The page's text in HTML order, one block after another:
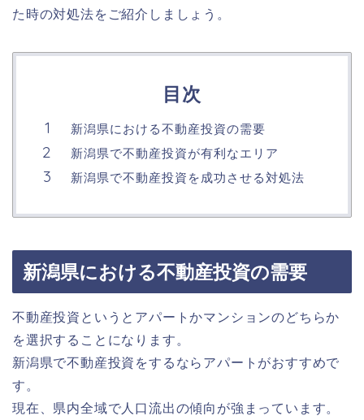
た時の対処法をご紹介しましょう。
目次
新潟県における不動産投資の需要
新潟県で不動産投資が有利なエリア
新潟県で不動産投資を成功させる対処法
新潟県における不動産投資の需要
不動産投資というとアパートかマンションのどちらか
を選択することになります。
新潟県で不動産投資をするならアパートがおすすめで
す。
現在、県内全域で人口流出の傾向が強まっています。